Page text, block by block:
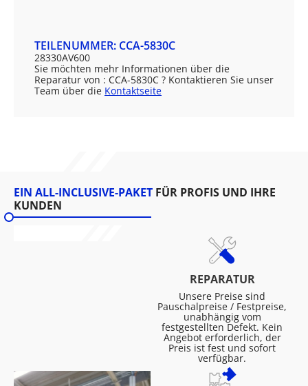
TEILENUMMER: CCA-5830C
28330AV600
Sie möchten mehr Informationen über die
Reparatur von : CCA-5830C ? Kontaktieren Sie unser
Team über die Kontaktseite
EIN ALL-INCLUSIVE-PAKET FÜR PROFIS UND IHRE
KUNDEN
REPARATUR
Unsere Preise sind
Pauschalpreise / Festpreise,
unabhängig vom
festgestellten Defekt. Kein
Angebot erforderlich, der
Preis ist fest und sofort
verfügbar.